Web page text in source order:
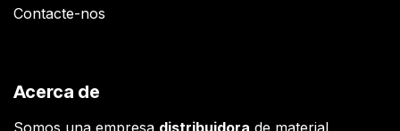
Contacte-nos
Acerca de
Somos una empresa distribuidora de material